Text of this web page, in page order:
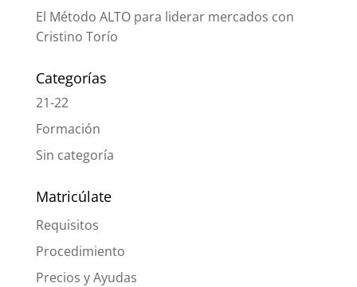
El Método ALTO para liderar mercados con
Cristino Torío
Categorías
21-22
Formación
Sin categoría
Matricúlate
Requisitos
Procedimiento
Precios y Ayudas